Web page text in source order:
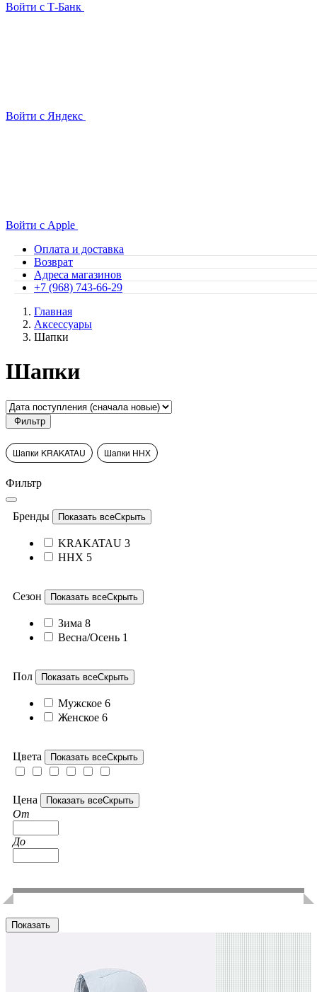
Войти с Т-Банк
Войти с Яндекс
Войти с Apple
Оплата и доставка
Возврат
Адреса магазинов
+7 (968) 743-66-29
Главная
Аксессуары
Шапки
Шапки
Фильтр
Шапки KRAKATAU Шапки ННХ
Фильтр
Бренды Показать всеСкрыть
KRAKATAU 3
ННХ 5
Сезон Показать всеСкрыть
Зима 8
Весна/Осень 1
Пол Показать всеСкрыть
Мужское 6
Женское 6
Цвета Показать всеСкрыть
Цена Показать всеСкрыть
От
До